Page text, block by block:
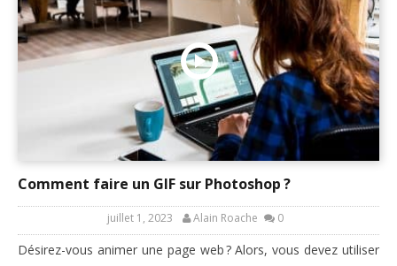
Comment faire un GIF sur Photoshop ?
juillet 1, 2023 Alain Roache 0
Désirez-vous animer une page web ? Alors, vous devez utiliser